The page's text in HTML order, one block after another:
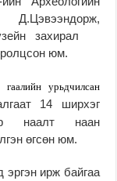
захирал
юм.
урьдчилсан
14 ширхэг
наалт наан
өгсөн юм.
ирж байгаа